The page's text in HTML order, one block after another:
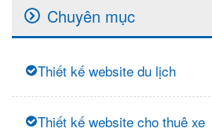
Chuyên mục
Thiết kế website du lịch
Thiết kế website cho thuê xe